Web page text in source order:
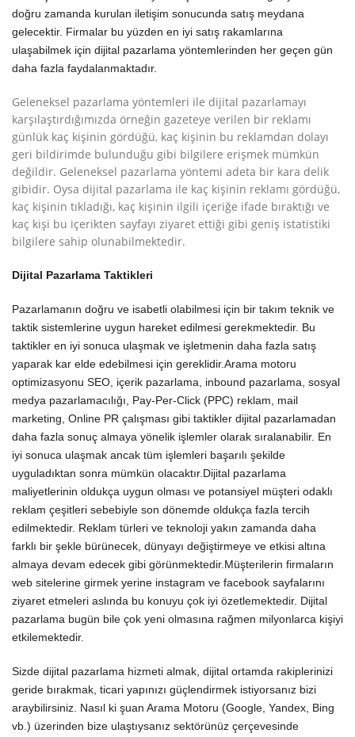
doğru zamanda kurulan iletişim sonucunda satış meydana
gelecektir. Firmalar bu yüzden en iyi satış rakamlarına
ulaşabilmek için dijital pazarlama yöntemlerinden her geçen gün
daha fazla faydalanmaktadır.
Geleneksel pazarlama yöntemleri ile dijital pazarlamayı
karşılaştırdığımızda örneğin gazeteye verilen bir reklamı
günlük kaç kişinin gördüğü, kaç kişinin bu reklamdan dolayı
geri bildirimde bulunduğu gibi bilgilere erişmek mümkün
değildir. Geleneksel pazarlama yöntemi adeta bir kara delik
gibidir. Oysa dijital pazarlama ile kaç kişinin reklamı gördüğü,
kaç kişinin tıkladığı, kaç kişinin ilgili içeriğe ifade bıraktığı ve
kaç kişi bu içerikten sayfayı ziyaret ettiği gibi geniş istatistiki
bilgilere sahip olunabilmektedir.
Dijital Pazarlama Taktikleri
Pazarlamanın doğru ve isabetli olabilmesi için bir takım teknik ve
taktik sistemlerine uygun hareket edilmesi gerekmektedir. Bu
taktikler en iyi sonuca ulaşmak ve işletmenin daha fazla satış
yaparak kar elde edebilmesi için gereklidir.Arama motoru
optimizasyonu SEO, içerik pazarlama, inbound pazarlama, sosyal
medya pazarlamacılığı, Pay-Per-Click (PPC) reklam, mail
marketing, Online PR çalışması gibi taktikler dijital pazarlamadan
daha fazla sonuç almaya yönelik işlemler olarak sıralanabilir. En
iyi sonuca ulaşmak ancak tüm işlemleri başarılı şekilde
uyguladıktan sonra mümkün olacaktır. Dijital pazarlama
maliyetlerinin oldukça uygun olması ve potansiyel müşteri odaklı
reklam çeşitleri sebebiyle son dönemde oldukça fazla tercih
edilmektedir. Reklam türleri ve teknoloji yakın zamanda daha
farklı bir şekle bürünecek, dünyayı değiştirmeye ve etkisi altına
almaya devam edecek gibi görünmektedir. Müşterilerin firmaların
web sitelerine girmek yerine instagram ve facebook sayfalarını
ziyaret etmeleri aslında bu konuyu çok iyi özetlemektedir. Dijital
pazarlama bugün bile çok yeni olmasına rağmen milyonlarca kişiyi
etkilemektedir.
Sizde dijital pazarlama hizmeti almak, dijital ortamda rakiplerinizi
geride bırakmak, ticari yapınızı güçlendirmek istiyorsanız bizi
araybilirsiniz. Nasıl ki şuan Arama Motoru (Google, Yandex, Bing
vb.) üzerinden bize ulaştıysanız sektörünüz çerçevesinde